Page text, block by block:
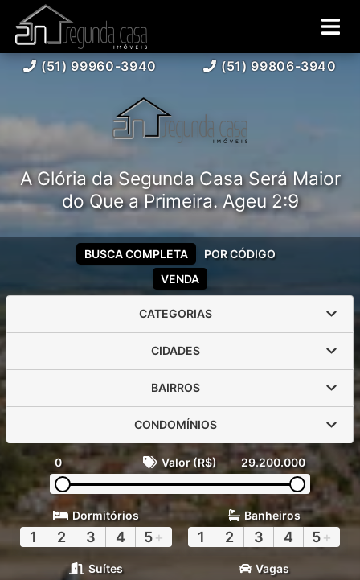
(51) 99960-3940 (51) 99806-3940
A Glória da Segunda Casa Será Maior
do Que a Primeira. Ageu 2:9
VENDA
BUSCA COMPLETA POR CÓDIGO
CATEGORIAS
CIDADES
BAIRROS
CONDOMÍNIOS
0 Valor (R$) 29.200.000
Dormitórios
1 2 3 4 5+
Banheiros
1 2 3 4 5+
Suítes Vagas